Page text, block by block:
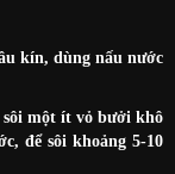
kín, dùng nấu nước
một ít vỏ bưởi khô
để sôi khoảng 5-10